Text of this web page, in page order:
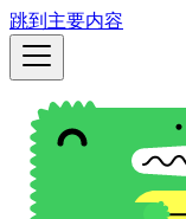
跳到主要内容